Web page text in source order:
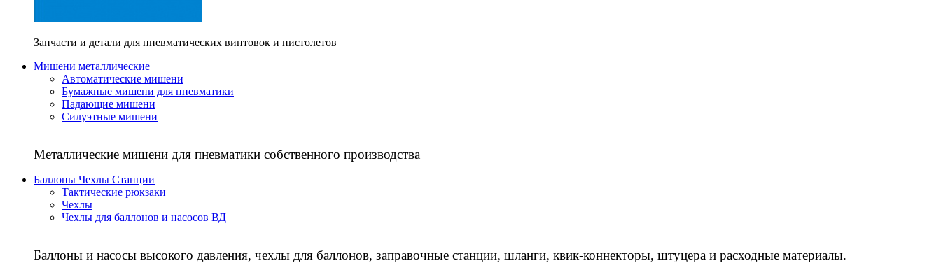
Запчасти и детали для пневматических винтовок и пистолетов
Мишени металлические
Автоматические мишени
Бумажные мишени для пневматики
Падающие мишени
Силуэтные мишени
Металлические мишени для пневматики собственного производства
Баллоны Чехлы Станции
Тактические рюкзаки
Чехлы
Чехлы для баллонов и насосов ВД
Баллоны и насосы высокого давления, чехлы для баллонов, заправочные станции, шланги, квик-коннекторы, штуцера и расходные материалы.